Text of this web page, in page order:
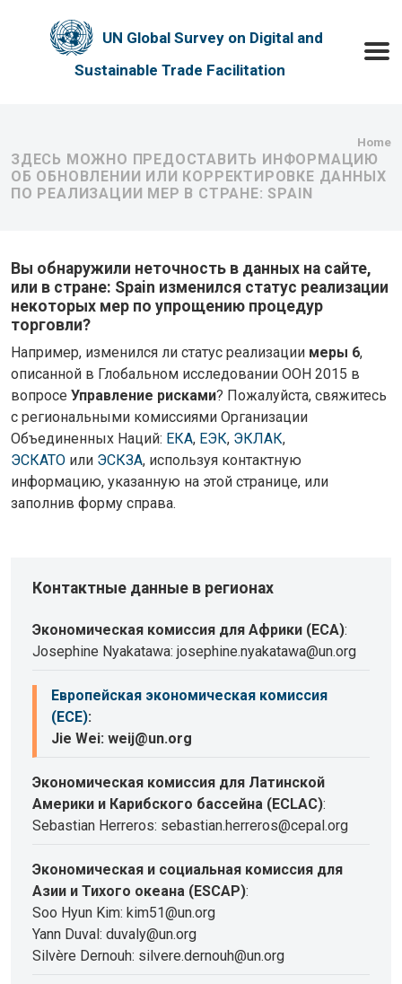
UN Global Survey on Digital and
Sustainable Trade Facilitation
Home
ЗДЕСЬ МОЖНО ПРЕДОСТАВИТЬ ИНФОРМАЦИЮ
ОБ ОБНОВЛЕНИИ ИЛИ КОРРЕКТИРОВКЕ ДАННЫХ
ПО РЕАЛИЗАЦИИ МЕР В СТРАНЕ: SPAIN
Вы обнаружили неточность в данных на сайте,
или в стране: Spain изменился статус реализации
некоторых мер по упрощению процедур
торговли?
Например, изменился ли статус реализации меры 6,
описанной в Глобальном исследовании ООН 2015 в
вопросе Управление рисками? Пожалуйста, свяжитесь
с региональными комиссиями Организации
Объединенных Наций: ЕКА, ЕЭК, ЭКЛАК,
ЭСКАТО или ЭСКЗА, используя контактную
информацию, указанную на этой странице, или
заполнив форму справа.
Контактные данные в регионах
Экономическая комиссия для Африки (ECA):
Josephine Nyakatawa: josephine.nyakatawa@un.org
Европейская экономическая комиссия
(ECE):
Jie Wei: weij@un.org
Экономическая комиссия для Латинской
Америки и Карибского бассейна (ECLAC):
Sebastian Herreros: sebastian.herreros@cepal.org
Экономическая и социальная комиссия для
Азии и Тихого океана (ESCAP):
Soo Hyun Kim: kim51@un.org
Yann Duval: duvaly@un.org
Silvère Dernouh: silvere.dernouh@un.org